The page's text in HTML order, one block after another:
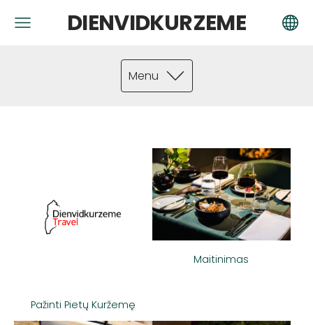
DIENVIDKURZEME
Menu
Pažinti Pietų Kuržemę
Maitinimas